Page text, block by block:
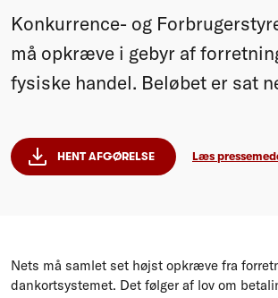
Konkurrence- og
må opkræve i gebyr af
fysiske handel. Beløbet er sat
HENT AFGØRELSE Læs
Nets må samlet set højst opkræve fra
dankortsystemet. Det følger af lov om